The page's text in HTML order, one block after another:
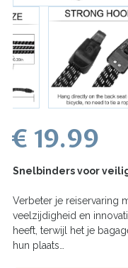
€ 19.99
Snelbinders voor
Verbeter je reiservaring
veelzijdigheid en
heeft, terwijl het je
hun plaats…